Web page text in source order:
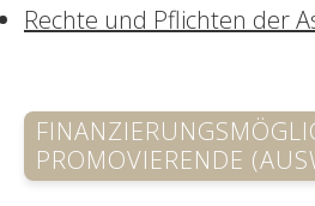
Rechte und Pflichten der
PROMOVIERENDE